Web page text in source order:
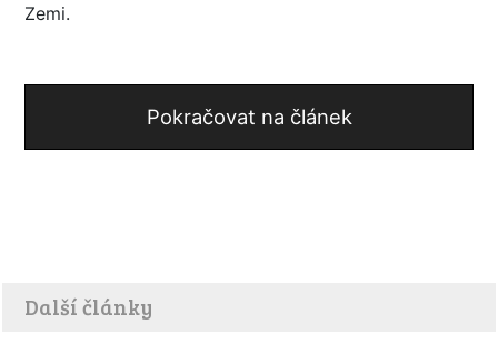
Zemi.
Pokračovat na článek
Další články